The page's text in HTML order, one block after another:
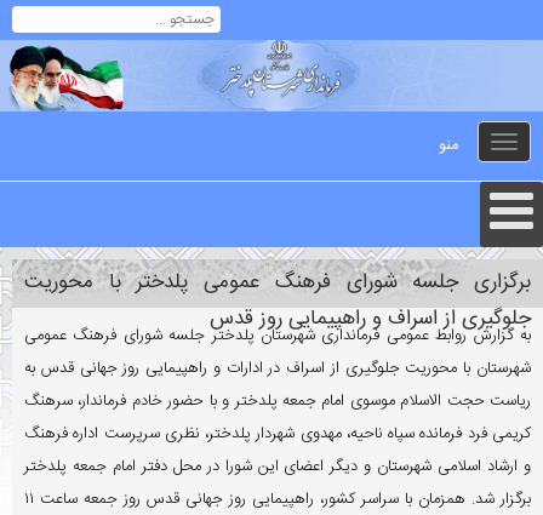
Toggle
navigation
منو
برگزاری جلسه شورای فرهنگ عمومی پلدختر با محوریت
جلوگیری از اسراف و راهپیمایی روز قدس
به گزارش روابط عمومی فرمانداری شهرستان پلدختر جلسه شورای فرهنگ عمومی
شهرستان با محوریت جلوگیری از اسراف در ادارات و راهپیمایی روز جهانی قدس به
ریاست حجت الاسلام موسوی امام جمعه پلدختر و با حضور خادم فرماندار، سرهنگ
کریمی فرد فرمانده سپاه ناحیه، مهدوی شهردار پلدختر، نظری سرپرست اداره فرهنگ
و ارشاد اسلامی شهرستان و دیگر اعضای این شورا در محل دفتر امام جمعه پلدختر
برگزار شد. همزمان با سراسر کشور، راهپیمایی روز جهانی قدس روز جمعه ساعت ۱۱